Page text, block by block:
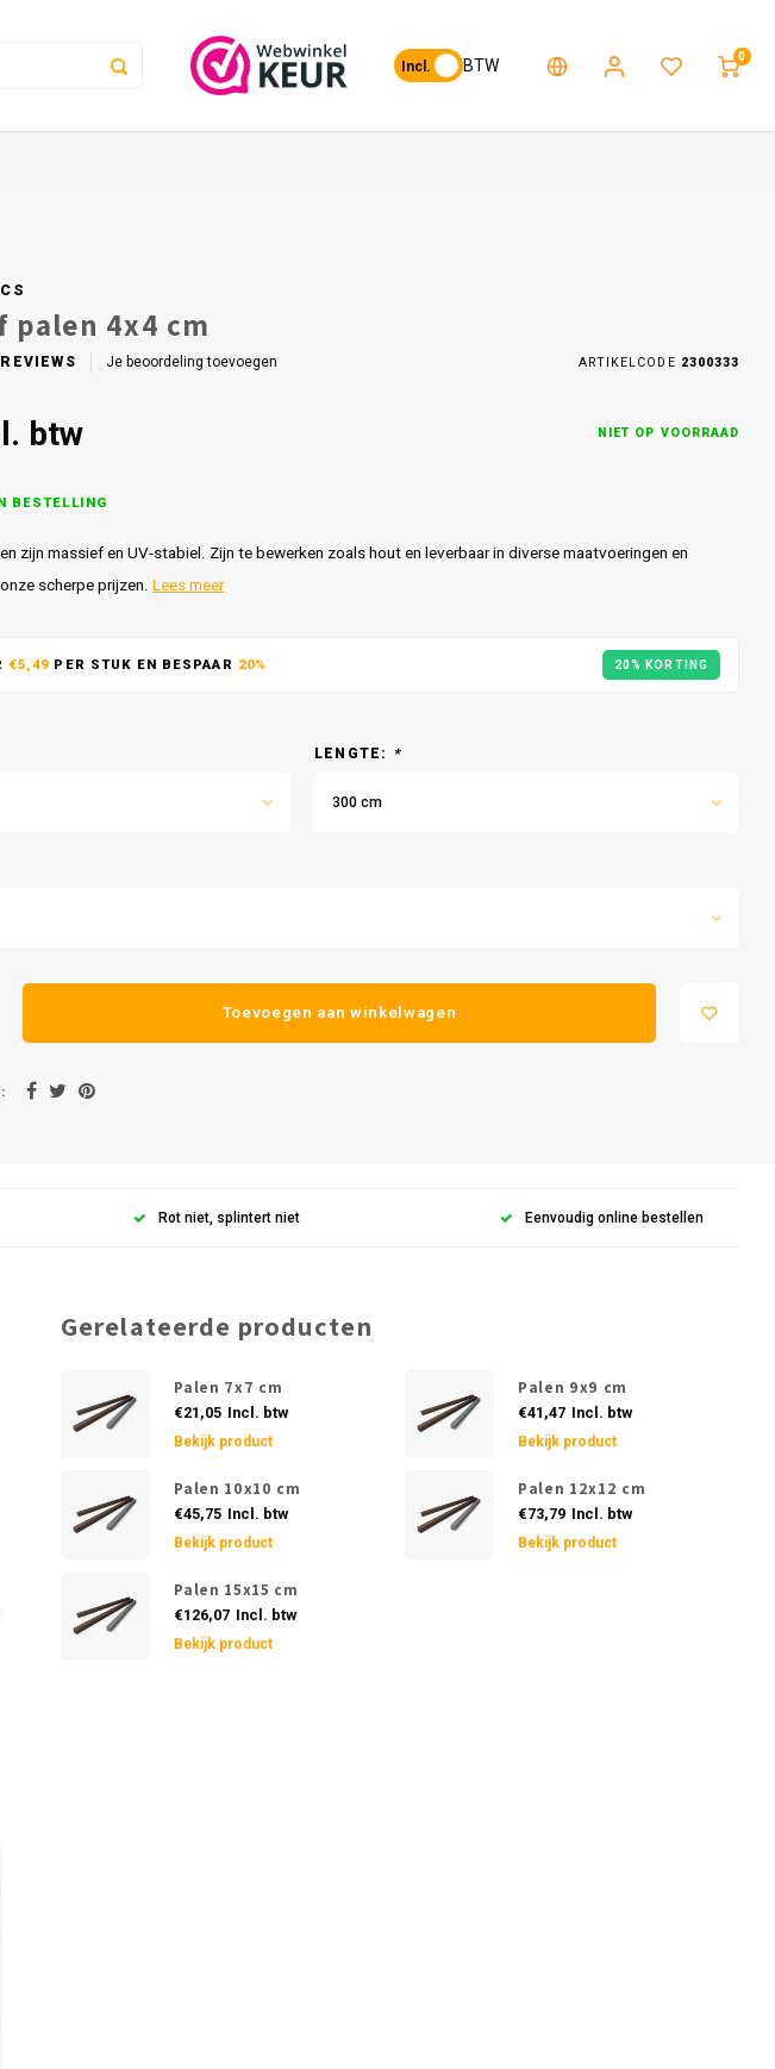
Incl. BTW 0
palen 4x4 cm
REVIEWS Je beoordeling toevoegen ARTIKELCODE 2300333
btw NIET OP VOORRAAD
BESTELLING
zijn massief en UV-stabiel. Zijn te bewerken zoals hout en leverbaar in diverse maatvoeringen en
scherpe prijzen. Lees meer
€5,49 PER STUK EN BESPAAR 20% 20% KORTING
LENGTE: *
300 cm
Toevoegen aan winkelwagen
Rot niet, splintert niet Eenvoudig online bestellen
Gerelateerde producten
Palen 7x7 cm
€21,05 Incl. btw
Bekijk product
Palen 9x9 cm
€41,47 Incl. btw
Bekijk product
Palen 10x10 cm
€45,75 Incl. btw
Bekijk product
Palen 12x12 cm
€73,79 Incl. btw
Bekijk product
Palen 15x15 cm
€126,07 Incl. btw
Bekijk product